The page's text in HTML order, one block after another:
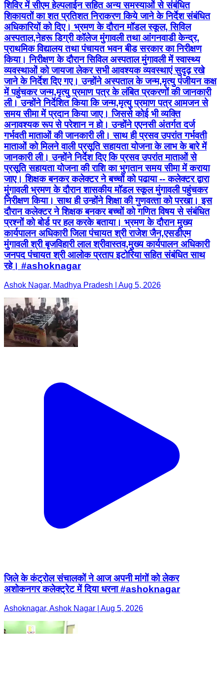
शिविर में सीएम हेल्‍पलाईन सहित अन्‍य समस्‍याओं से संबंधित
शिकायतों का शत प्रतिशत निराकरण किये जाने के निर्देश संबंधित
अधिकारियों को दिए। भ्रमण के दौरान मॉडल स्‍कूल, सिविल
अस्‍पताल,नेहरू डिग्री कॉलेज मुंगावली तथा आंगनवाडी केन्‍द्र,
प्राथमिक विद्यालय तथा पंचायत भवन बीड सरकार का निरीक्षण
किया। निरीक्षण के दौरान सिविल अस्‍पताल मुंगावली में स्‍वास्‍थ्‍य
व्‍यवस्‍थाओं को जायजा लेकर सभी आवश्‍यक व्‍यवस्‍थाएं सुदृढ़ रखे
जाने के निर्देश दिए गए। उन्‍होंने अस्‍पताल के जन्‍म,मृत्‍यु पंजीयन कक्ष
में पहुंचकर जन्‍म,मृत्‍यु प्रमाण पत्र के लंबित प्रकरणों की जानकारी
ली। उन्‍होंने निर्देशित किया कि जन्‍म,मृत्‍यु प्रमाण पत्र आमजन से
समय सीमा में प्रदान किया जाए। जिससे कोई भी व्‍यक्ति
अनावश्‍यक रूप से परेशान न हो। उन्‍होंने एएनसी अंतर्गत दर्ज
गर्भवती माताओं की जानकारी ली। साथ ही प्रसव उपरांत गर्भवती
माताओं को मिलने वाली प्रसूति सहायता योजना के लाभ के बारे में
जानकारी ली। उन्‍होंने निर्देश दिए कि प्रसव उपरांत माताओं से
प्रसूति सहायता योजना की राशि का भुगतान समय सीमा में कराया
जाए। शिक्षक बनकर कलेक्‍टर ने बच्‍चों को पढाया -- कलेक्‍टर द्वारा
मुंगावली भ्रमण के दौरान शासकीय मॉडल स्‍कूल मुंगावली पहुंचकर
निरीक्षण किया। साथ ही उन्‍होंने शिक्षा की गुणवत्‍ता को परखा। इस
दौरान कलेक्‍टर ने शिक्षक बनकर बच्‍चों को गणित विषय से संबंधित
प्रश्‍नों को बोर्ड पर हल करके बताया। भ्रमण के दौरान मुख्‍य
कार्यपालन अधिकारी जिला पंचायत श्री राजेश जैन,एसडीएम
मुंगावली श्री बृजविहारी लाल श्रीवास्‍तव,मुख्‍य कार्यपालन अधिकारी
जनपद पंचायत श्री आलोक प्रताप इटोरिया सहित संबंधित साथ
रहे। #ashoknagar
Ashok Nagar, Madhya Pradesh | Aug 5, 2026
जिले के कंट्रोल संचालकों ने आज अपनी मांगों को लेकर
अशोकनगर कलेक्ट्रेट में दिया धरना #ashoknagar
Ashoknagar, Ashok Nagar | Aug 5, 2026